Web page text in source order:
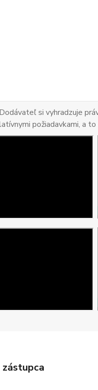
si vyhradzuje
požiadavkami, a to